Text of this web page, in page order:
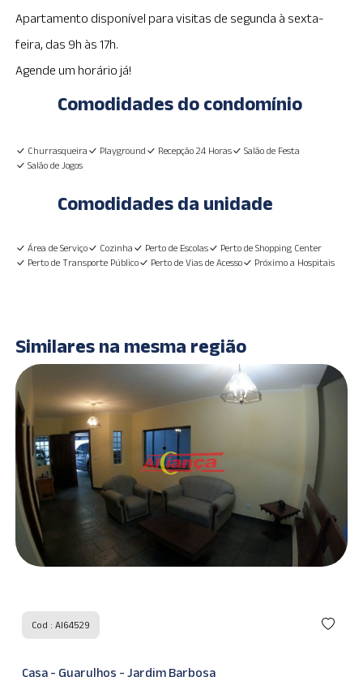
Apartamento disponível para visitas de segunda à sexta-
feira, das 9h às 17h.
Agende um horário já!
Comodidades do condomínio
Churrasqueira Playground Recepção 24 Horas
Salão de Festa
Salão de Jogos
Comodidades da unidade
Área de Serviço Cozinha Perto de Escolas
Perto de Shopping Center
Perto de Transporte Público
Perto de Vias de Acesso Próximo a Hospitais
Similares na mesma região
Cod : AI64529
Casa - Guarulhos - Jardim Barbosa